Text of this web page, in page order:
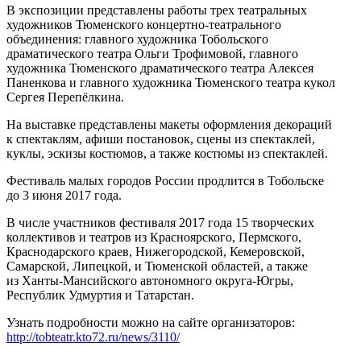
В экспозиции представлены работы трех театральных
художников Тюменского концертно-театрального
объединения: главного художника Тобольского
драматического театра Ольги Трофимовой, главного
художника Тюменского драматического театра Алексея
Паненкова и главного художника Тюменского театра кукол
Сергея Перепёлкина.
На выставке представлены макеты оформления декораций
к спектаклям, афиши постановок, сцены из спектаклей,
куклы, эскизы костюмов, а также костюмы из спектаклей.
Фестиваль малых городов России продлится в Тобольске
до 3 июня 2017 года.
В числе участников фестиваля 2017 года 15 творческих
коллективов и театров из Красноярского, Пермского,
Краснодарского краев, Нижегородской, Кемеровской,
Самарской, Липецкой, и Тюменской областей, а также
из Ханты-Мансийского автономного округа-Югры,
Республик Удмуртия и Татарстан.
Узнать подробности можно на сайте организаторов:
http://tobteatr.kto72.ru/news/3110/